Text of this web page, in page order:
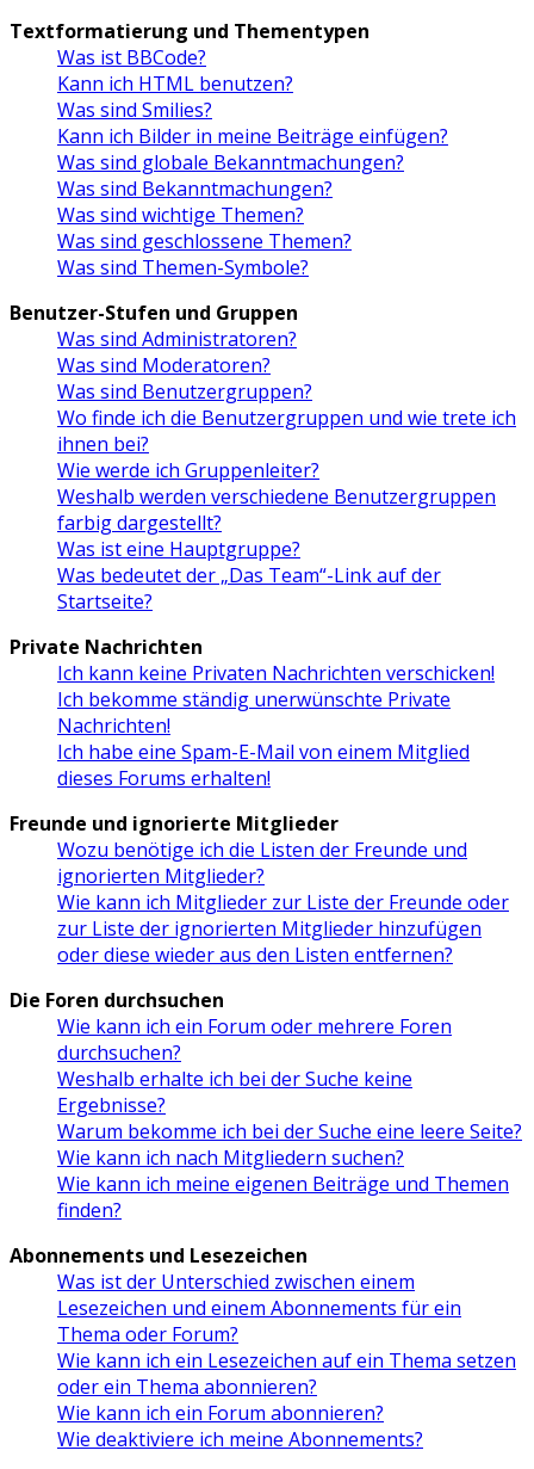
Textformatierung und Thementypen
Was ist BBCode?
Kann ich HTML benutzen?
Was sind Smilies?
Kann ich Bilder in meine Beiträge einfügen?
Was sind globale Bekanntmachungen?
Was sind Bekanntmachungen?
Was sind wichtige Themen?
Was sind geschlossene Themen?
Was sind Themen-Symbole?
Benutzer-Stufen und Gruppen
Was sind Administratoren?
Was sind Moderatoren?
Was sind Benutzergruppen?
Wo finde ich die Benutzergruppen und wie trete ich
ihnen bei?
Wie werde ich Gruppenleiter?
Weshalb werden verschiedene Benutzergruppen
farbig dargestellt?
Was ist eine Hauptgruppe?
Was bedeutet der „Das Team“-Link auf der
Startseite?
Private Nachrichten
Ich kann keine Privaten Nachrichten verschicken!
Ich bekomme ständig unerwünschte Private
Nachrichten!
Ich habe eine Spam-E-Mail von einem Mitglied
dieses Forums erhalten!
Freunde und ignorierte Mitglieder
Wozu benötige ich die Listen der Freunde und
ignorierten Mitglieder?
Wie kann ich Mitglieder zur Liste der Freunde oder
zur Liste der ignorierten Mitglieder hinzufügen
oder diese wieder aus den Listen entfernen?
Die Foren durchsuchen
Wie kann ich ein Forum oder mehrere Foren
durchsuchen?
Weshalb erhalte ich bei der Suche keine
Ergebnisse?
Warum bekomme ich bei der Suche eine leere Seite?
Wie kann ich nach Mitgliedern suchen?
Wie kann ich meine eigenen Beiträge und Themen
finden?
Abonnements und Lesezeichen
Was ist der Unterschied zwischen einem
Lesezeichen und einem Abonnements für ein
Thema oder Forum?
Wie kann ich ein Lesezeichen auf ein Thema setzen
oder ein Thema abonnieren?
Wie kann ich ein Forum abonnieren?
Wie deaktiviere ich meine Abonnements?